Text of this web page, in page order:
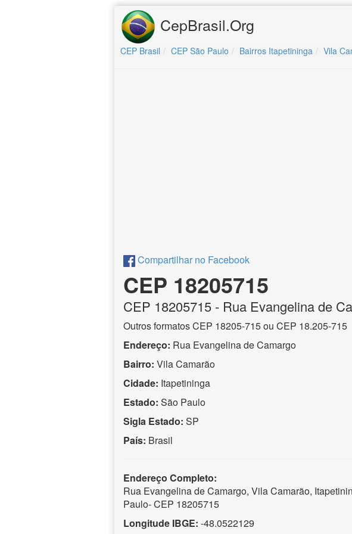
CepBrasil.Org
CEP Brasil CEP São Paulo Bairros Itapetininga Vila
Compartilhar no Facebook
CEP 18205715
CEP 18205715 - Rua Evangelina de
Outros formatos CEP 18205-715 ou CEP 18.205-715
Endereço: Rua Evangelina de Camargo
Bairro: Vila Camarão
Cidade: Itapetininga
Estado: São Paulo
Sigla Estado: SP
País: Brasil
Endereço Completo:
Rua Evangelina de Camargo, Vila Camarão,
Paulo- CEP 18205715
Longitude IBGE: -48.0522129